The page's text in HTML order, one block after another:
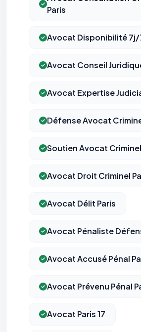
Paris
Avocat Disponibilité 7j/
Avocat Conseil
Avocat Expertise
Défense Avocat
Soutien Avocat
Avocat Droit Criminel
Avocat Délit Paris
Avocat Pénaliste
Avocat Accusé Pénal
Avocat Prévenu Pénal
Avocat Paris 17